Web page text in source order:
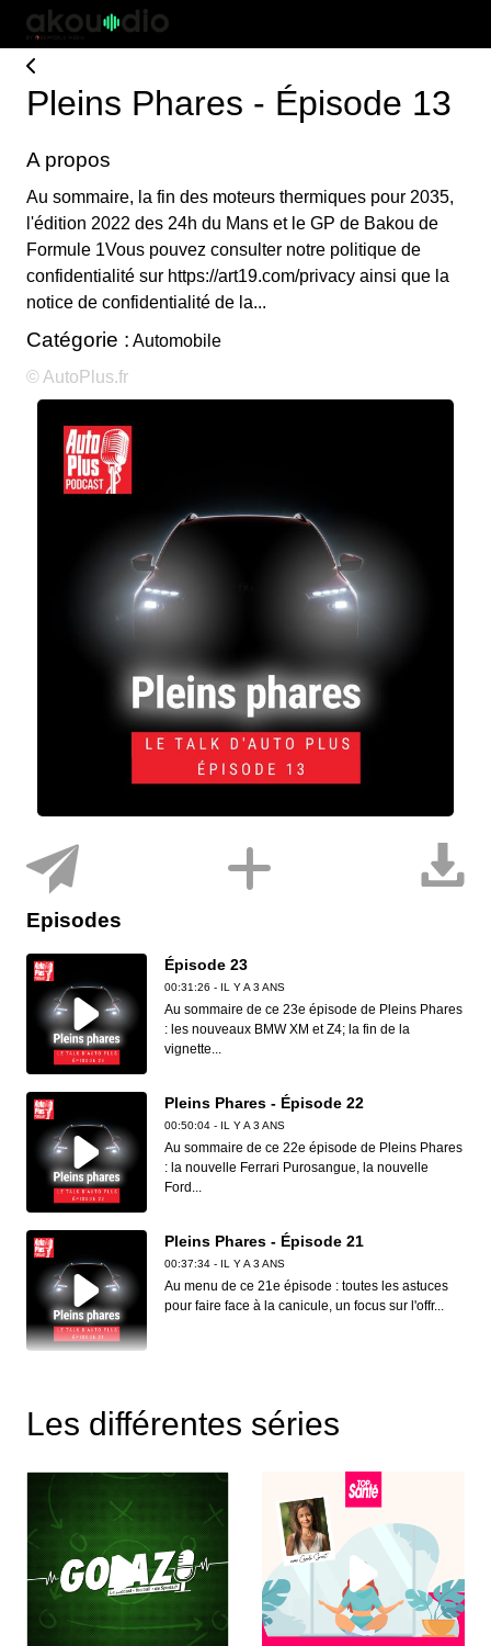
Pleins Phares - Épisode 13
A propos
Au sommaire, la fin des moteurs thermiques pour 2035,
l'édition 2022 des 24h du Mans et le GP de Bakou de
Formule 1Vous pouvez consulter notre politique de
confidentialité sur https://art19.com/privacy ainsi que la
notice de confidentialité de la...
Catégorie : Automobile
© AutoPlus.fr
Episodes
Épisode 23
00:31:26 - IL Y A 3 ANS
Au sommaire de ce 23e épisode de Pleins Phares
: les nouveaux BMW XM et Z4; la fin de la
vignette...
Pleins Phares - Épisode 22
00:50:04 - IL Y A 3 ANS
Au sommaire de ce 22e épisode de Pleins Phares
: la nouvelle Ferrari Purosangue, la nouvelle
Ford...
Pleins Phares - Épisode 21
00:37:34 - IL Y A 3 ANS
Au menu de ce 21e épisode : toutes les astuces
pour faire face à la canicule, un focus sur l'offr...
Au sommaire de ce 20e épisode : les voitures
Pleins Phares - Épisode 19
00:33:55 - IL Y A 4 ANS
Au sommaire de ce 19e épisode de Pleins Phares
: le gouvernement pourrait revoir sa copie quant
a...
Les différentes séries